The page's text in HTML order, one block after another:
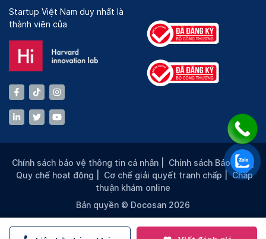
Startup Việt Nam duy nhất là
thành viên của
Chính sách bảo vệ thông tin cá nhân Chính sách Bảo mật |
Quy chế hoạt động
Cơ chế giải quyết tranh chấp |Chấp
thuận khám online
Bản quyền © Docosan 2026